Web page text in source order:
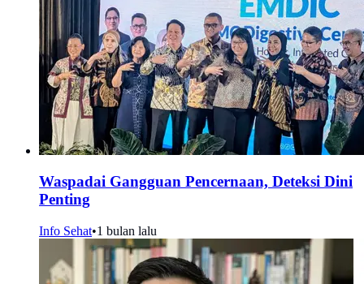
Waspadai Gangguan Pencernaan, Deteksi Dini
Penting
Info Sehat•1 bulan lalu